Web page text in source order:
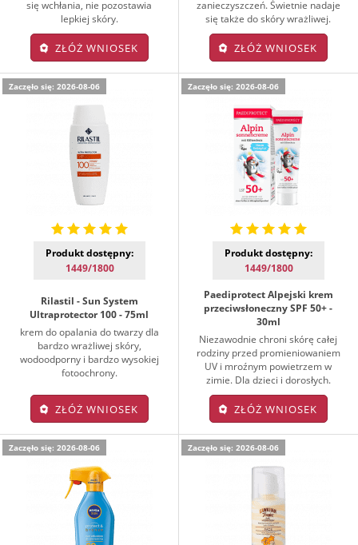
się wchłania, nie pozostawia
lepkiej skóry.
ZŁÓŻ WNIOSEK
zanieczyszczeń. Świetnie nadaje
się także do skóry wrażliwej.
ZŁÓŻ WNIOSEK
Zaczęło się: 2026-08-06
Produkt dostępny:
1449/1800
Rilastil - Sun System
Ultraprotector 100 - 75ml
krem do opalania do twarzy dla
bardzo wrażliwej skóry,
wodoodporny i bardzo wysokiej
fotoochrony.
ZŁÓŻ WNIOSEK
Zaczęło się: 2026-08-06
Produkt dostępny:
1449/1800
Paediprotect Alpejski krem
przeciwsłoneczny SPF 50+ -
30ml
Niezawodnie chroni skórę całej
rodziny przed promieniowaniem
UV i mroźnym powietrzem w
zimie. Dla dzieci i dorosłych.
ZŁÓŻ WNIOSEK
Zaczęło się: 2026-08-06 Zaczęło się: 2026-08-06